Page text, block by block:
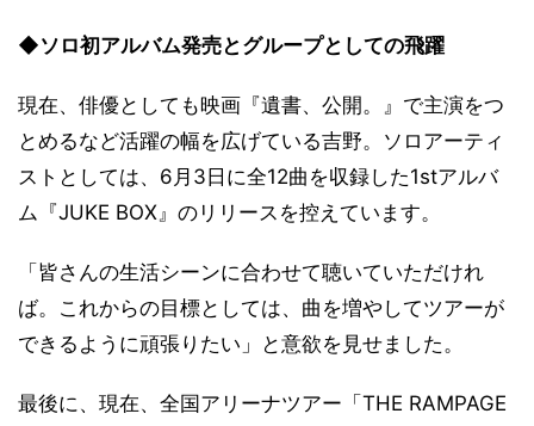
◆ソロ初アルバム発売とグループとしての飛躍
現在、俳優としても映画『遺書、公開。』で主演をつ
とめるなど活躍の幅を広げている吉野。ソロアーティ
ストとしては、6月3日に全12曲を収録した1stアルバ
ム『JUKE BOX』のリリースを控えています。
「皆さんの生活シーンに合わせて聴いていただけれ
ば。これからの目標としては、曲を増やしてツアーが
できるように頑張りたい」と意欲を見せました。
最後に、現在、全国アリーナツアー「THE RAMPAGE